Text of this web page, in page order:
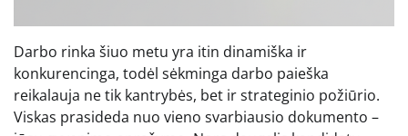
Darbo rinka šiuo metu yra itin dinamiška ir
konkurencinga, todėl sėkminga darbo paieška
reikalauja ne tik kantrybės, bet ir strateginio požiūrio.
Viskas prasideda nuo vieno svarbiausio dokumento –